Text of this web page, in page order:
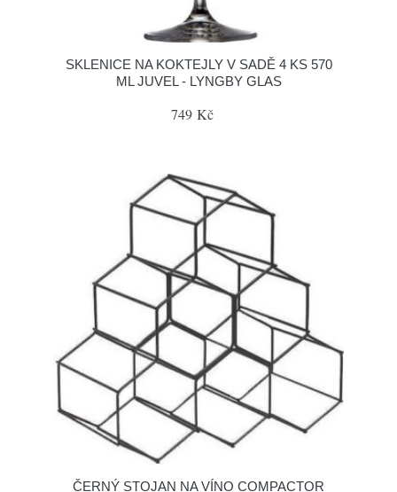
SKLENICE NA KOKTEJLY V SADĚ 4 KS 570
ML JUVEL - LYNGBY GLAS
749 Kč
ČERNÝ STOJAN NA VÍNO COMPACTOR